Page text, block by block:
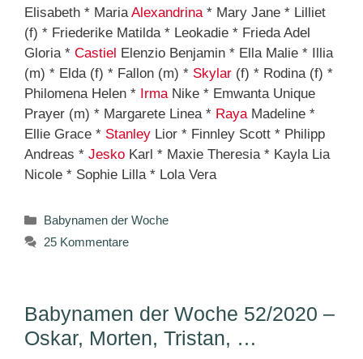
Elisabeth * MariaAlexandrina* Mary Jane * Lilliet
(f) * Friederike Matilda * Leokadie * Frieda Adel
Gloria * Castiel
Elenzio Benjamin * Ella Malie * Illia
(m) * Elda (f) * Fallon (m) * Skylar (f) * Rodina (f) *
Philomena Helen * IrmaNike * Emwanta Unique
Prayer (m) * Margarete Linea * RayaMadeline *
Ellie Grace * Stanley Lior * Finnley Scott * Philipp
Andreas * Jesko Karl * Maxie Theresia * Kayla Lia
Nicole * Sophie Lilla * Lola Vera
Kategorien
Babynamen der Woche
25 Kommentare
Babynamen der Woche 52/2020 –
Oskar, Morten, Tristan, …